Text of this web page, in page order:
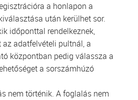
a honlapon a
után kerülhet sor.
időponttal rendelkeznek,
az adatfelvételi pultnál, a
központban pedig válassza a
a sorszámhúzó
nem történik. A foglalás nem